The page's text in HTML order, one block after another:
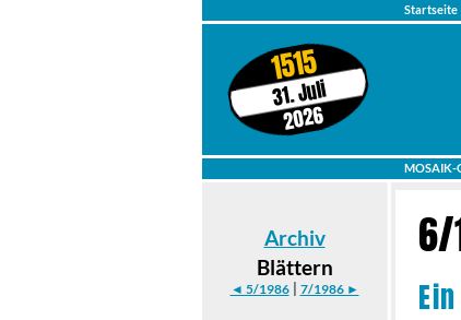
Startseite
1515
31. Juli
2026
MOSAIK-
Archiv
Blättern
◄ 5/1986| 7/1986 ►
6/